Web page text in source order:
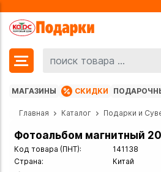
МАГАЗИНЫ СКИДКИ
Главная Каталог Подарки и
Фотоальбом магнитный
Код товара (ПНТ):
141138
Страна:
Китай